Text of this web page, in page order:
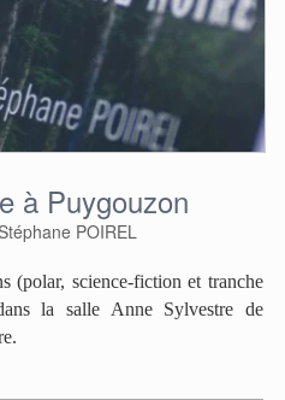
à Puygouzon
POIREL
(polar, science-fiction et tranche
la salle Anne Sylvestre de